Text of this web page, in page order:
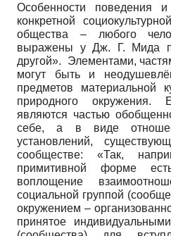
Особенности поведения и
конкретной
общества – любого
выражены у Дж. Г. Мида
другой». Элементами,
могут быть и
предметов материальной
природного окружения.
являются частью
себе, а в виде
установлений,
сообществе: «Так,
примитивной форме
воплощение
социальной группой
окружением –
принятое